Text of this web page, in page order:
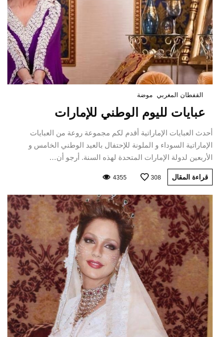
القفطان المغربي موضة
عبايات لليوم الوطني للإمارات
أحدث العبايات الإماراتية أقدم لكم مجموعة روعة من العبايات
الإماراتية السوداء و الملونة للإحتفال بالعيد الوطني الخامس و
الأربعين لدولة الإمارات المتحدة لهذه السنة. أرجو أن…
قراءة المقال 308
4355